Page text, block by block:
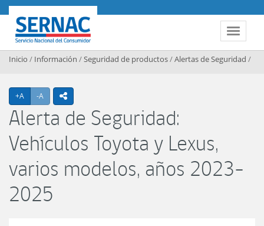
Contenido principal
Toggle
SERNAC
Inicio / Información /Seguridad de productos/Alertas de Seguridad /
+A Agrandar texto
-A Achicar textoicono compartir
Alerta de Seguridad:
Vehículos Toyota y Lexus,
varios modelos, años 2023-
2025